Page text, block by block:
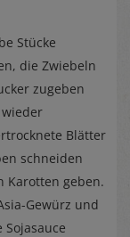
Stücke
die Zwiebeln
zugeben
Blätter
schneiden
Karotten geben.
Gewürz und